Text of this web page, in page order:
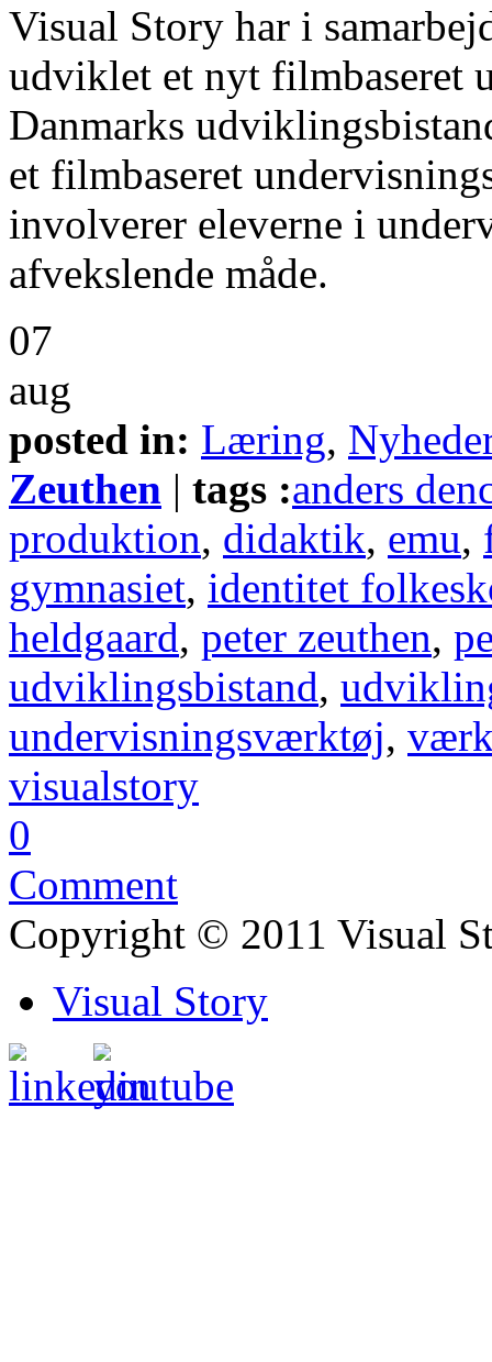
Visual Story har i
udviklet et nyt filmbaseret
Danmarks
et filmbaseret
involverer eleverne i
afvekslende måde.
07
aug
posted in: Læring,
Zeuthen | tags :anders
produktion, didaktik, emu,
gymnasiet, identitet
heldgaard, peter zeuthen,
udviklingsbistand,
undervisningsværktøj,
visualstory
0
Comment
Copyright © 2011 Visual
Visual Story